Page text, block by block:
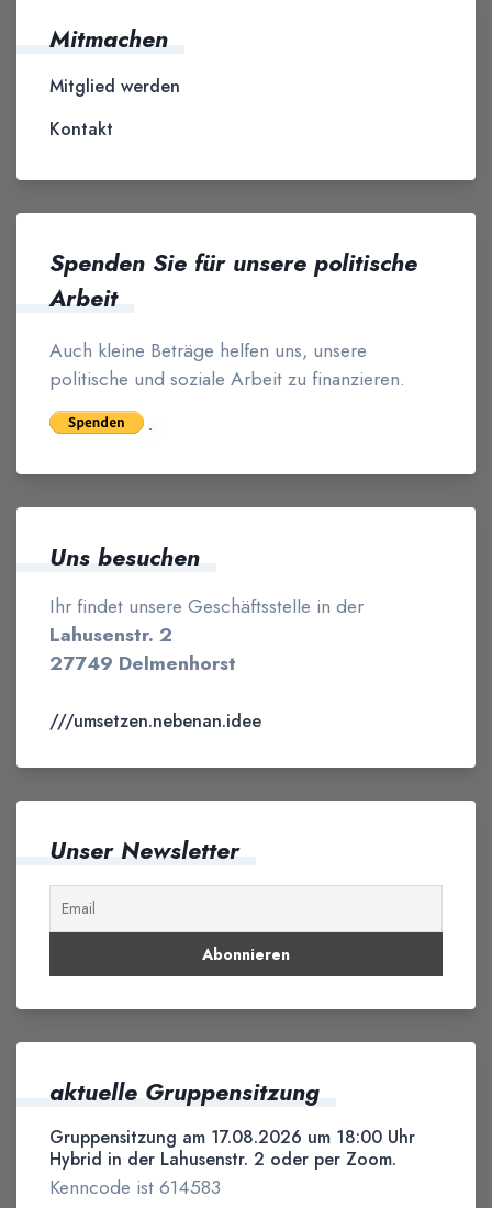
Mitmachen
Mitglied werden
Kontakt
Spenden Sie für unsere politische
Arbeit
Auch kleine Beträge helfen uns, unsere
politische und soziale Arbeit zu finanzieren.
Uns besuchen
Ihr findet unsere Geschäftsstelle in der
Lahusenstr. 2
27749 Delmenhorst
///umsetzen.nebenan.idee
Unser Newsletter
aktuelle Gruppensitzung
Gruppensitzung am 17.08.2026 um 18:00 Uhr
Hybrid in der Lahusenstr. 2 oder per Zoom.
Kenncode ist 614583